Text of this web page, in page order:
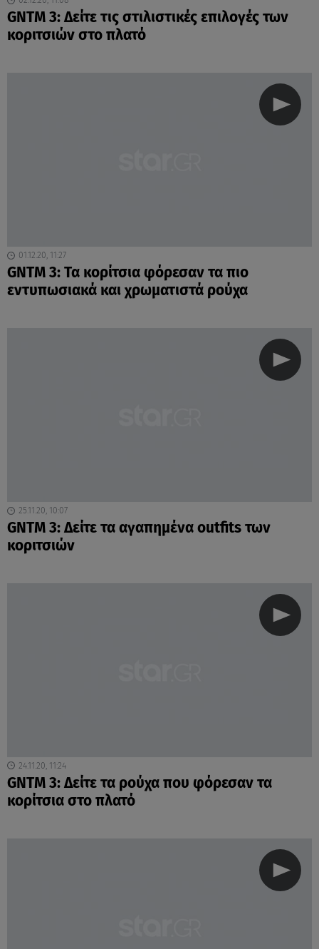
GNTM 3: Δείτε τις στιλιστικές επιλογές των
κοριτσιών στο πλατό
01.12.20, 11:27
GNTM 3: Τα κορίτσια φόρεσαν τα πιο
εντυπωσιακά και χρωματιστά ρούχα
25.11.20, 10:07
GNTM 3: Δείτε τα αγαπημένα outfits των
κοριτσιών
24.11.20, 11:24
GNTM 3: Δείτε τα ρούχα που φόρεσαν τα
κορίτσια στο πλατό